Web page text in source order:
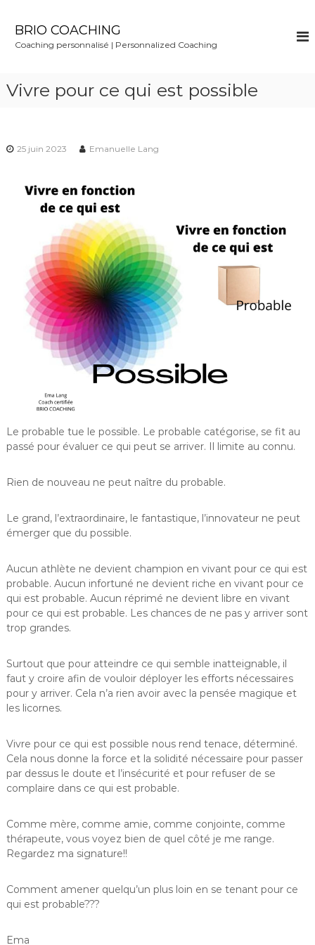
BRIO COACHING
Coaching personnalisé | Personnalized Coaching
Vivre pour ce qui est possible
25 juin 2023 Emanuelle Lang
Le probable tue le possible. Le probable catégorise, se fit au
passé pour évaluer ce qui peut se arriver. Il limite au connu.
Rien de nouveau ne peut naître du probable.
Le grand, l’extraordinaire, le fantastique, l’innovateur ne peut
émerger que du possible.
Aucun athlète ne devient champion en vivant pour ce qui est
probable. Aucun infortuné ne devient riche en vivant pour ce
qui est probable. Aucun réprimé ne devient libre en vivant
pour ce qui est probable. Les chances de ne pas y arriver sont
trop grandes.
Surtout que pour atteindre ce qui semble inatteignable, il
faut y croire afin de vouloir déployer les efforts nécessaires
pour y arriver. Cela n’a rien avoir avec la pensée magique et
les licornes.
Vivre pour ce qui est possible nous rend tenace, déterminé.
Cela nous donne la force et la solidité nécessaire pour passer
par dessus le doute et l’insécurité et pour refuser de se
complaire dans ce qui est probable.
Comme mère, comme amie, comme conjointe, comme
thérapeute, vous voyez bien de quel côté je me range.
Regardez ma signature!!
Comment amener quelqu’un plus loin en se tenant pour ce
qui est probable???
Ema